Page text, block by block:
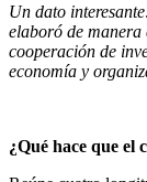
Un dato
elaboró de manera
cooperación de
economía y
¿Qué hace que el